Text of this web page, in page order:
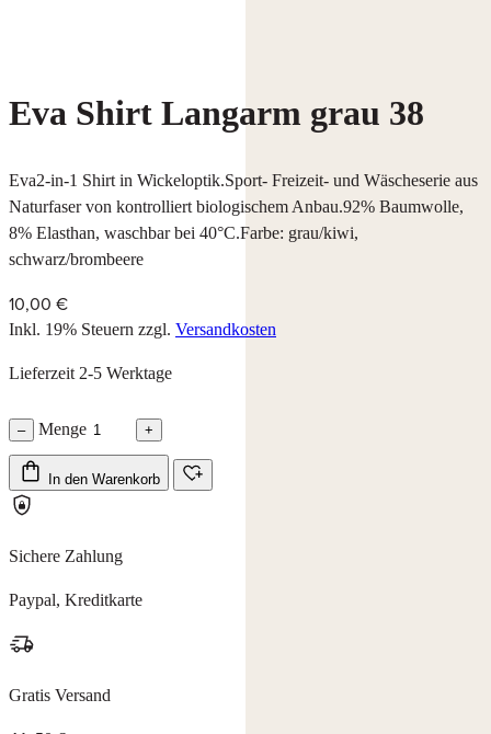
Eva Shirt Langarm grau 38
Eva2-in-1 Shirt in Wickeloptik.Sport- Freizeit- und Wäscheserie aus
Naturfaser von kontrolliert biologischem Anbau.92% Baumwolle,
8% Elasthan, waschbar bei 40°C.Farbe: grau/kiwi,
schwarz/brombeere
10,00 €
Inkl. 19% Steuern zzgl. Versandkosten
Lieferzeit 2-5 Werktage
– Menge +
In den Warenkorb
Sichere Zahlung
Paypal, Kreditkarte
Gratis Versand